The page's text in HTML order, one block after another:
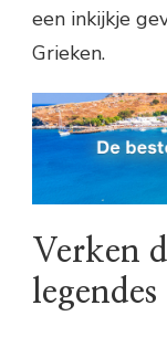
een inkijkje
Grieken.
Verken
legendes